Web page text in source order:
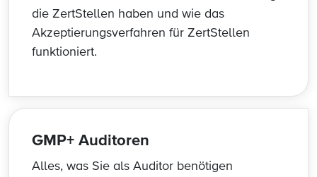
die ZertStellen haben und wie das
Akzeptierungsverfahren für ZertStellen
funktioniert.
GMP+ Auditoren
Alles, was Sie als Auditor benötigen